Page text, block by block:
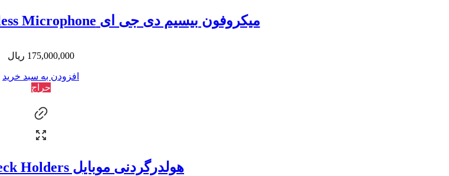
میکروفون بیسیم دی جی ای DJI Mic Mini 2-Person Wireless Microphone
175,000,000 ریال
افزودن به سبد خرید
حراج
هولدرگردنی موبایل Jmary MG 02 Neck Holders